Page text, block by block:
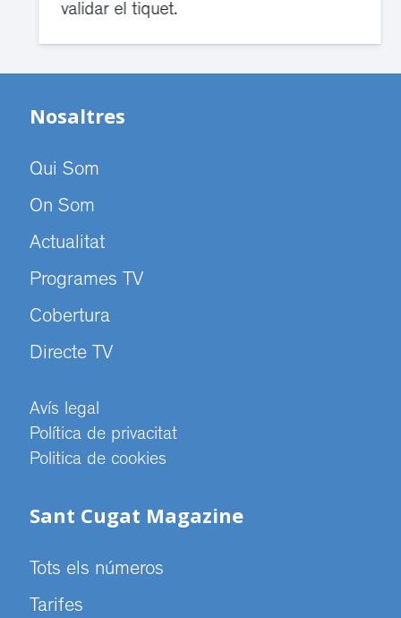
validar el tiquet.
Nosaltres
Qui Som
On Som
Actualitat
Programes TV
Cobertura
Directe TV
Avís legal
Política de privacitat
Politica de cookies
Sant Cugat Magazine
Tots els números
Tarifes